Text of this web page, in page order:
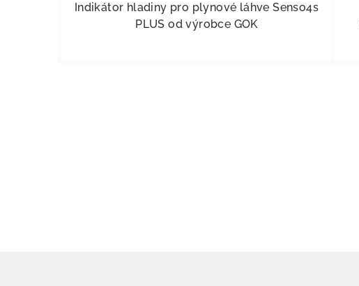
Indikátor hladiny pro plynové láhve Senso4s
PLUS od výrobce GOK